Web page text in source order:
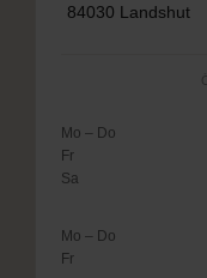
84030 Landshut
Mo – Do
Fr
Sa
Mo – Do
Fr